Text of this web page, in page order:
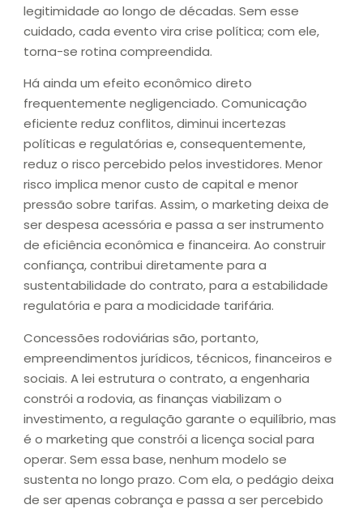
legitimidade ao longo de décadas. Sem esse
cuidado, cada evento vira crise política; com ele,
torna-se rotina compreendida.
Há ainda um efeito econômico direto
frequentemente negligenciado. Comunicação
eficiente reduz conflitos, diminui incertezas
políticas e regulatórias e, consequentemente,
reduz o risco percebido pelos investidores. Menor
risco implica menor custo de capital e menor
pressão sobre tarifas. Assim, o marketing deixa de
ser despesa acessória e passa a ser instrumento
de eficiência econômica e financeira. Ao construir
confiança, contribui diretamente para a
sustentabilidade do contrato, para a estabilidade
regulatória e para a modicidade tarifária.
Concessões rodoviárias são, portanto,
empreendimentos jurídicos, técnicos, financeiros e
sociais. A lei estrutura o contrato, a engenharia
constrói a rodovia, as finanças viabilizam o
investimento, a regulação garante o equilíbrio, mas
é o marketing que constrói a licença social para
operar. Sem essa base, nenhum modelo se
sustenta no longo prazo. Com ela, o pedágio deixa
de ser apenas cobrança e passa a ser percebido